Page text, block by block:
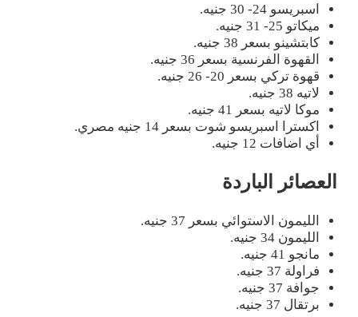
اسبريسو 24- 30 جنيه.
ميكاتو 25- 31 جنيه.
كابتشينو بسعر 38 جنيه.
القهوة الفرنسية بسعر 36 جنيه.
قهوة تركي بسعر 20- 26 جنيه.
لاتيه 38 جنيه.
موكا لاتيه بسعر 41 جنيه.
اكسترا اسبريسو شوت بسعر 14 جنيه مصري.
أي اضافات 12 جنيه.
العصائر الباردة
الليمون الاستوائي بسعر 37 جنيه.
الليمون 34 جنيه.
مانجو 41 جنيه.
فراولة 37 جنيه.
جوافة 37 جنيه.
برتقال 37 جنيه.